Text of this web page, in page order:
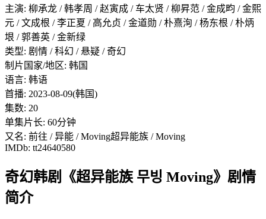
主演: 柳承龙 / 韩孝周 / 赵寅成 / 车太贤 / 柳昇范 / 金成畇 / 金熙
元 / 文成根 / 李正夏 / 高允贞 / 金道勋 / 朴熹洵 / 杨东根 / 朴炳
垠 / 郭善英 / 金新绿
类型: 剧情 / 科幻 / 悬疑 / 奇幻
制片国家/地区: 韩国
语言: 韩语
首播: 2023-08-09(韩国)
集数: 20
单集片长: 60分钟
又名: 前往 / 异能 / Moving超异能族 / Moving
IMDb: tt24640580
奇幻韩剧《超异能族 무빙 Moving》剧情
简介